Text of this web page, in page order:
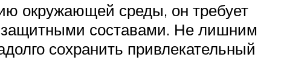
окружающей среды, он требует
защитными составами. Не лишним
сохранить привлекательный